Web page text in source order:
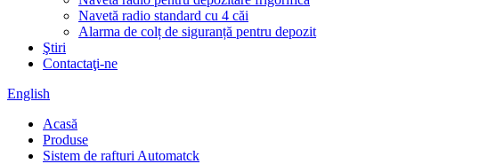
Navetă radio standard cu 4 căi
Alarma de colț de siguranță pentru depozit
Ştiri
Contactaţi-ne
English
Acasă
Produse
Sistem de rafturi Automatck